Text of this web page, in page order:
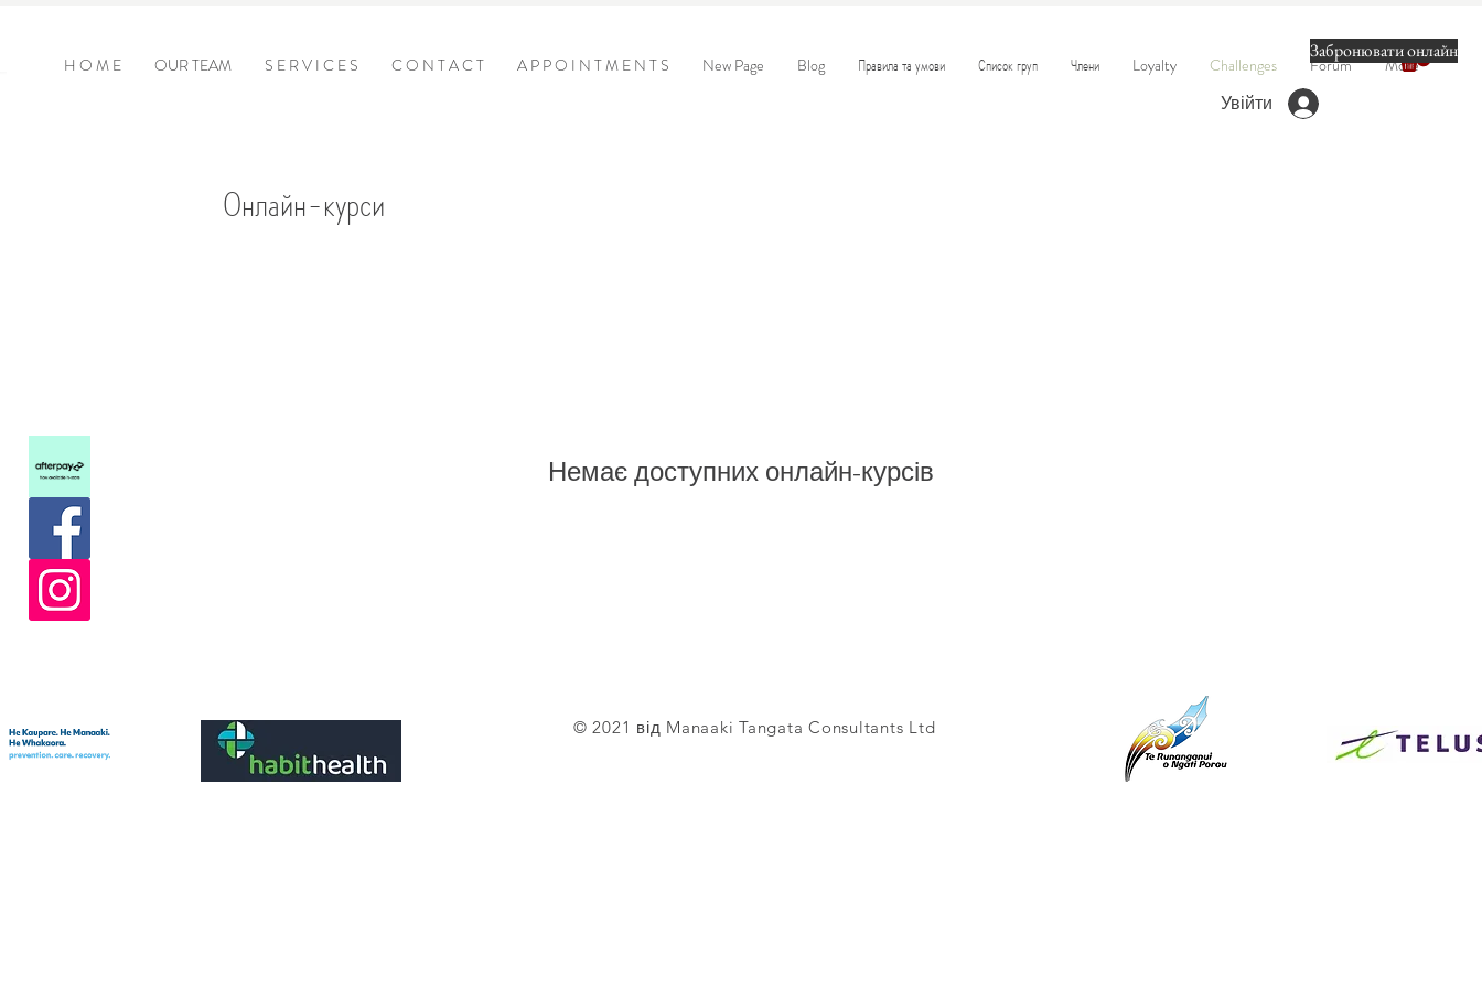
Забронювати онлайн
H O M E OUR TEAM S E R V I C E S C O N T A C T A P P O I N T M E N T S New Page Blog Правила та умови Список груп Члени Loyalty Challenges Forum More
Увійти
Онлайн-курси
Немає доступних онлайн-курсів
© 2021 від Manaaki Tangata Consultants Ltd